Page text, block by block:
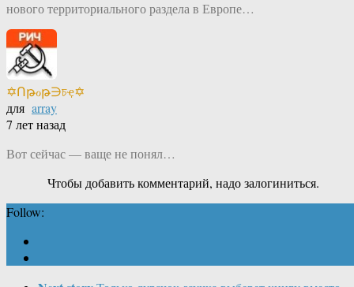
нового территориального раздела в Европе…
✡Ոթℴթ∋চҿ✡
для array
7 лет назад
Вот сейчас — ваще не понял…
Чтобы добавить комментарий, надо залогиниться.
Follow: